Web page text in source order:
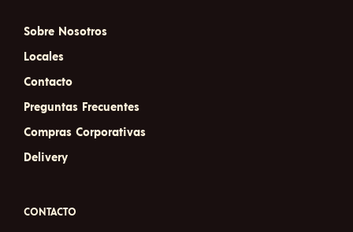
Sobre Nosotros
Locales
Contacto
Preguntas Frecuentes
Compras Corporativas
Delivery
CONTACTO